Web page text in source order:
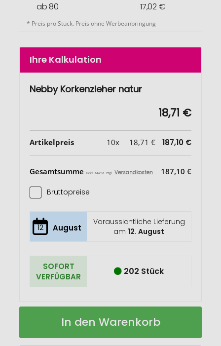
ab 80
17,02 €
* Preis pro Stück. Preis ohne Werbeanbringung
Ihre Kalkulation
Nebby Korkenzieher natur
18,71 €
Artikelpreis 10x 18,71 € 187,10 €
Gesamtsumme exkl. MwSt. zzgl. Versandkosten 187,10 €
Bruttopreise
12 August
Voraussichtliche Lieferung
am12. August
SOFORT
VERFÜGBAR
202 Stück
Nebby
Korkenzieher
Auf
In den Warenkorb